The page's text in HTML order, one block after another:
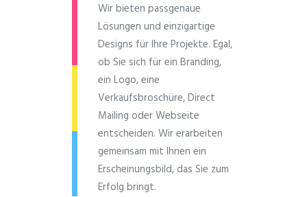
Wir bieten passgenaue
Lösungen und einzig­artige
Designs für Ihre Projekte. Egal,
ob Sie sich für ein Branding,
ein Logo, eine
Verkaufsbroschüre, Direct
Mailing oder Webseite
entscheiden. Wir erarbeiten
gemeinsam mit Ihnen ein
Erscheinungsbild, das Sie zum
Erfolg bringt.